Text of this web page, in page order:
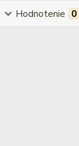
Hodnotenie 0